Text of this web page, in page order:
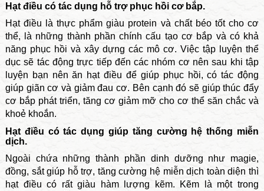
Hạt điều có tác dụng hỗ trợ phục hồi cơ bắp.
Hạt điều là thực phẩm giàu protein và chất béo tốt cho cơ
thể, là những thành phần chính cấu tạo cơ bắp và có khả
năng phục hồi và xây dựng các mô cơ. Việc tập luyện thể
dục sẽ tác động trực tiếp đến các nhóm cơ nên sau khi tập
luyện bạn nên ăn hạt điều để giúp phục hồi, có tác động
giúp giãn cơ và giảm đau cơ. Bên cạnh đó sẽ giúp thúc đẩy
cơ bắp phát triển, tăng cơ giảm mỡ cho cơ thể săn chắc và
khoẻ khoắn.
Hạt điều có tác dụng giúp tăng cường hệ thống miễn
dịch.
Ngoài chứa những thành phần dinh dưỡng như magie,
đồng, sắt giúp hỗ trợ, tăng cường hệ miễn dịch toàn diện thì
hạt điều có rất giàu hàm lượng kẽm. Kẽm là một trong